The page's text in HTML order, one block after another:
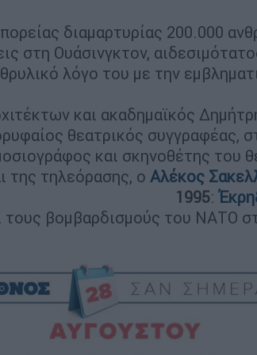
διαμαρτυρίας 200.000
στη Ουάσινγκτον,
λόγο του με την
και ακαδημαϊκός
θεατρικός συγγραφέας,
και σκηνοθέτης του
της τηλεόρασης, ο Αλέκος
1995:
τους βομβαρδισμούς του ΝΑΤΟ